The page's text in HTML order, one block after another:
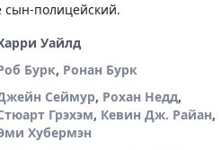
сын-полицейский.
Уайлд
Бурк, Ронан Бурк
Сеймур, Рохан Недд,
Грэхэм, Кевин Дж. Райан,
Хубермэн